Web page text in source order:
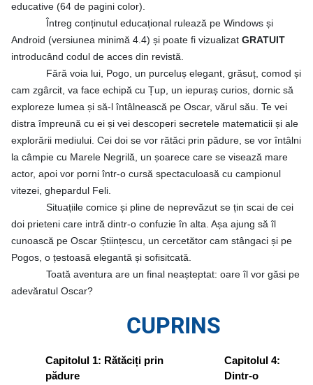
educative (64 de pagini color).
Întreg conținutul educațional rulează pe Windows și
Android (versiunea minimă 4.4) și poate fi vizualizat GRATUIT
introducând codul de acces din revistă.
Fără voia lui, Pogo, un purceluș elegant, grăsuț, comod și
cam zgârcit, va face echipă cu Țup, un iepuraș curios, dornic să
exploreze lumea și să-l întâlnească pe Oscar, vărul său. Te vei
distra împreună cu ei și vei descoperi secretele matematicii și ale
explorării mediului. Cei doi se vor rătăci prin pădure, se vor întâlni
la câmpie cu Marele Negrilă, un șoarece care se visează mare
actor, apoi vor porni într-o cursă spectaculoasă cu campionul
vitezei, ghepardul Feli.
Situațiile comice și pline de neprevăzut se țin scai de cei
doi prieteni care intră dintr-o confuzie în alta. Așa ajung să îl
cunoască pe Oscar Științescu, un cercetător cam stângaci și pe
Pogos, o țestoasă elegantă și sofisitcată.
Toată aventura are un final neașteptat: oare îl vor găsi pe
adevăratul Oscar?
CUPRINS
Capitolul 1: Rătăciți prin
pădure
Capitolul 4:
Dintr-o